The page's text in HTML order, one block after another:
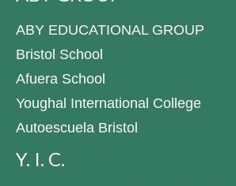
ABY EDUCATIONAL GROUP
Bristol School
Afuera School
Youghal International College
Autoescuela Bristol
Y. I. C.